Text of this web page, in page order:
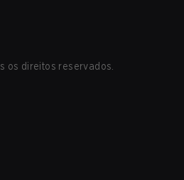
os direitos reservados.